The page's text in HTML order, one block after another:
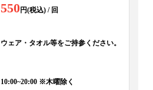
550円(税込) / 回
ウェア・タオル等をご持参ください。
10:00~20:00 ※木曜除く